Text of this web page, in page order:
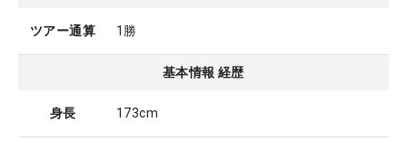
ツアー通算 1勝
基本情報 経歴
身長 173cm